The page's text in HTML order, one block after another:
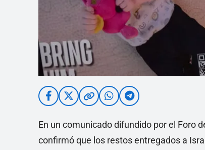
En un comunicado difundido por el Foro
confirmó que los restos entregados a